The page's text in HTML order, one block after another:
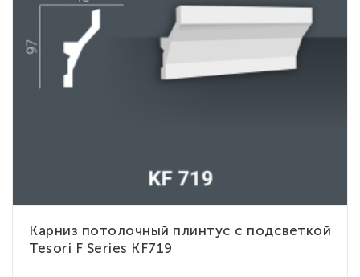
Карниз потолочный плинтус с подсветкой
Tesori F Series KF719